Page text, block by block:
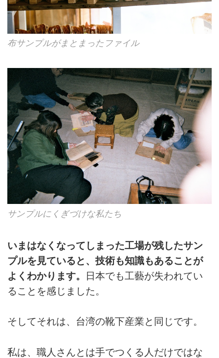
布サンプルがまとまったファイル
サンプルにくぎづけな私たち
いまはなくなってしまった工場が残したサン
プルを見ていると、技術も知識もあることが
よくわかります。
日本でも工藝が失われてい
ることを感じました。
そしてそれは、台湾の靴下産業と同じです。
私は、職人さんとは手でつくる人だけではな